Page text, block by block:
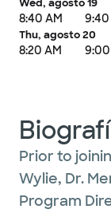
Wed, agosto 19
8:40 AM 9:40
Thu, agosto 20
8:20 AM 9:00
Prior to
Wylie, Dr.
Program